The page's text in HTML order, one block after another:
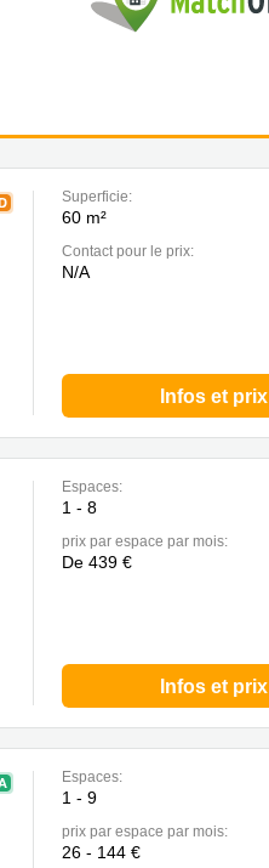
Superficie:
60 m²
Contact pour le prix:
N/A
Infos et prix
Espaces:
1 - 8
prix par espace par mois:
De 439 €
Infos et prix
Espaces:
1 - 9
prix par espace par mois:
26 - 144 €